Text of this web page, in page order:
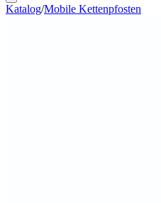
Katalog/Mobile Kettenpfosten